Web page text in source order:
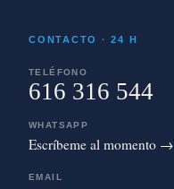
CONTACTO · 24 H
TELÉFONO
616 316 544
WHATSAPP
Escríbeme al momento →
EMAIL